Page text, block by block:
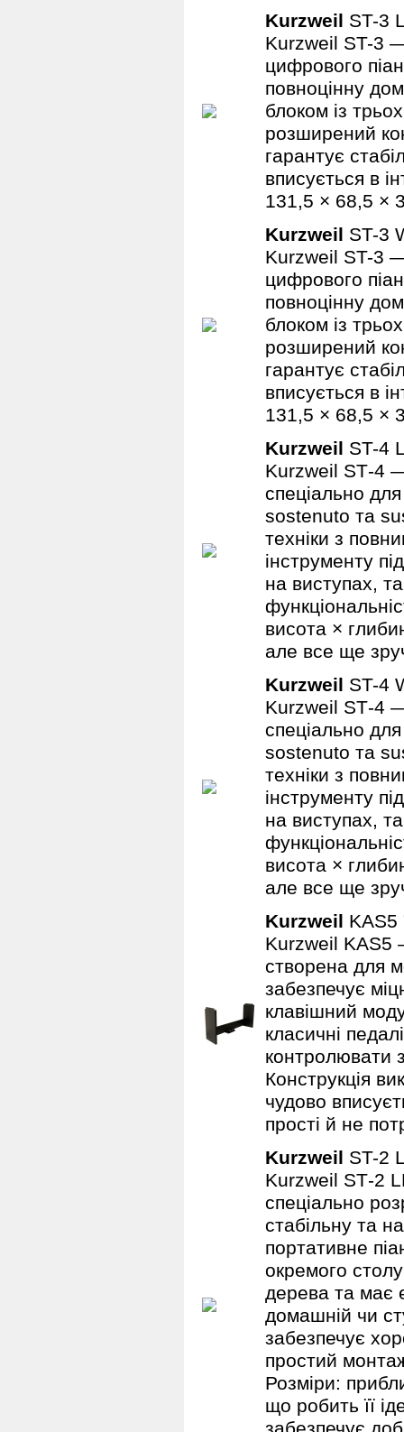
Kurzweil ST-3
Kurzweil ST-3
цифрового
повноцінну
блоком із
розширений
гарантує
вписується в
131,5 × 68,5 ×
Kurzweil ST-3
Kurzweil ST-3
цифрового
повноцінну
блоком із
розширений
гарантує
вписується в
131,5 × 68,5 ×
Kurzweil ST-4
Kurzweil ST‑4
спеціально
sostenuto та
техніки з
інструменту
на виступах,
висота ×
але все ще
Kurzweil ST-4
Kurzweil ST‑4
спеціально
sostenuto та
техніки з
інструменту
на виступах,
висота ×
але все ще
Kurzweil KAS5
Kurzweil KAS5
створена для
забезпечує
клавішний
класичні
контролювати
Конструкція
чудово
прості й не
Kurzweil ST-2
Kurzweil ST‑2
спеціально
стабільну та
портативне
окремого
дерева та має
домашній чи
забезпечує
простий
Розміри:
що робить її